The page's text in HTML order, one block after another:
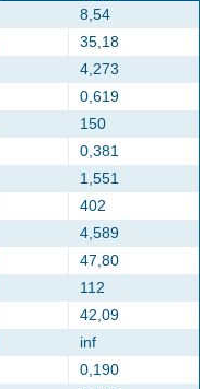
8,54
35,18
4,273
0,619
150
0,381
1,551
402
4,589
47,80
112
42,09
inf
0,190